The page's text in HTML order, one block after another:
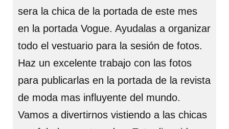
sera la chica de la portada de este mes
en la portada Vogue. Ayudalas a organizar
todo el vestuario para la sesión de fotos.
Haz un excelente trabajo con las fotos
para publicarlas en la portada de la revista
de moda mas influyente del mundo.
Vamos a divertirnos vistiendo a las chicas